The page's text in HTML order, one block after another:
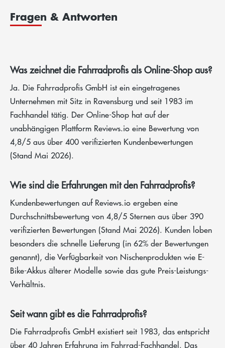
Fragen & Antworten
Was zeichnet die Fahrradprofis als Online-Shop aus?
Ja. Die Fahrradprofis GmbH ist ein eingetragenes
Unternehmen mit Sitz in Ravensburg und seit 1983 im
Fachhandel tätig. Der Online-Shop hat auf der
unabhängigen Plattform Reviews.io eine Bewertung von
4,8/5 aus über 400 verifizierten Kundenbewertungen
(Stand Mai 2026).
Wie sind die Erfahrungen mit den Fahrradprofis?
Kundenbewertungen auf Reviews.io ergeben eine
Durchschnittsbewertung von 4,8/5 Sternen aus über 390
verifizierten Bewertungen (Stand Mai 2026). Kunden loben
besonders die schnelle Lieferung (in 62% der Bewertungen
genannt), die Verfügbarkeit von Nischenprodukten wie E-
Bike-Akkus älterer Modelle sowie das gute Preis-Leistungs-
Verhältnis.
Seit wann gibt es die Fahrradprofis?
Die Fahrradprofis GmbH existiert seit 1983, das entspricht
über 40 Jahren Erfahrung im Fahrrad-Fachhandel. Das